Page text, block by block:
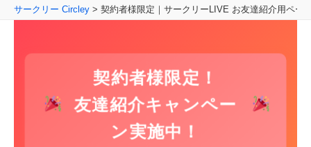
サークリー Circley > 契約者様限定｜サークリーLIVE お友達紹介用ペー
契約者様限定！
友達紹介キャンペー
ン実施中！